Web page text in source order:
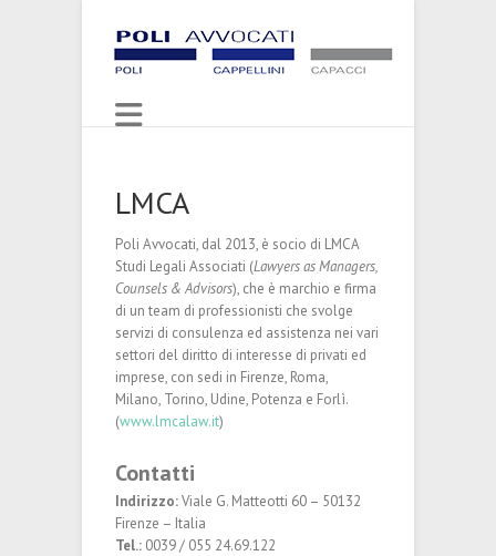
LMCA
Poli Avvocati, dal 2013, è socio di LMCA
Studi Legali Associati (Lawyers as Managers,
Counsels & Advisors), che è marchio e firma
di un team di professionisti che svolge
servizi di consulenza ed assistenza nei vari
settori del diritto di interesse di privati ed
imprese, con sedi in Firenze, Roma,
Milano, Torino, Udine, Potenza e Forlì.
(www.lmcalaw.it)
Contatti
Indirizzo:Viale G. Matteotti 60 – 50132
Firenze – Italia
Tel.: 0039 / 055 24.69.122